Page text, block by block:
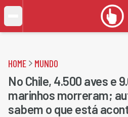
HOME MUNDO
No Chile, 4.500 aves e
marinhos morreram;
sabem o que está